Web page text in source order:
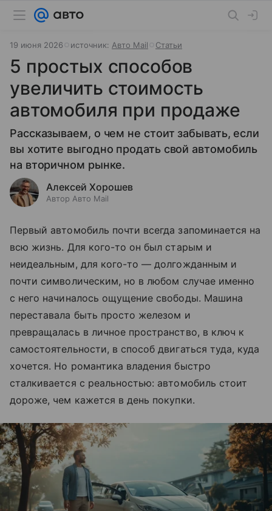
19 июня 2026 источник: Авто Mail Статьи
5 простых способов
увеличить стоимость
автомобиля при продаже
Рассказываем, о чем не стоит забывать, если
вы хотите выгодно продать свой автомобиль
на вторичном рынке.
Алексей Хорошев
Автор Авто Mail
Первый автомобиль почти всегда запоминается на
всю жизнь. Для кого-то он был старым и
неидеальным, для кого-то — долгожданным и
почти символическим, но в любом случае именно
с него начиналось ощущение свободы. Машина
переставала быть просто железом и
превращалась в личное пространство, в ключ к
самостоятельности, в способ двигаться туда, куда
хочется. Но романтика владения быстро
сталкивается с реальностью: автомобиль стоит
дороже, чем кажется в день покупки.